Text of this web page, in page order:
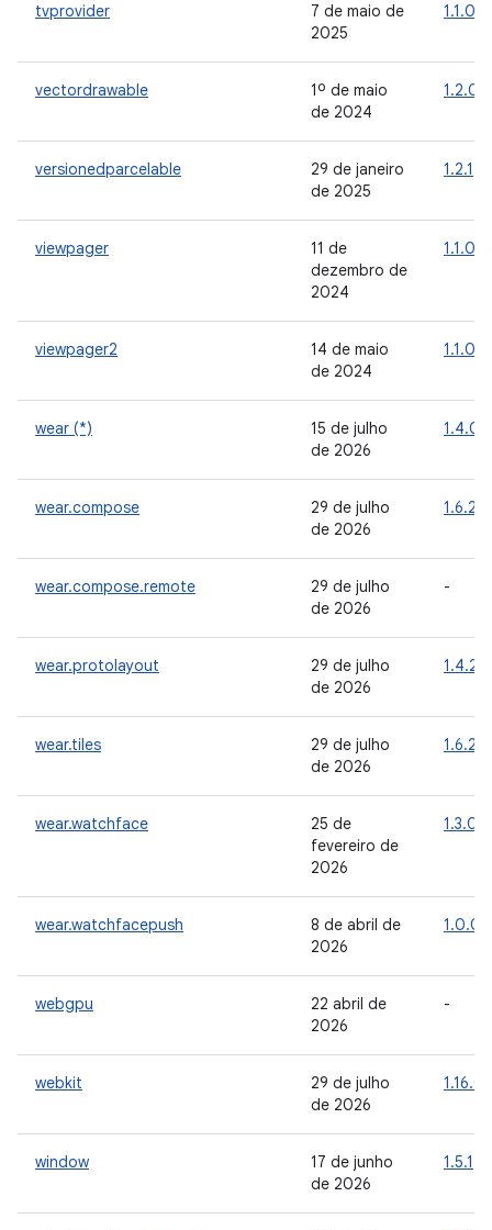
tvprovider
7 de maio de
2025
1.1.0
vectordrawable
1º de maio
de 2024
1.2.0
versionedparcelable
29 de janeiro
de 2025
1.2.1
viewpager
11 de
dezembro de
2024
1.1.0
viewpager2
14 de maio
de 2024
1.1.0
wear (*)
15 de julho
de 2026
1.4.0
wear.compose
29 de julho
de 2026
1.6.2
wear.compose.remote
29 de julho
de 2026
-
wear.protolayout
29 de julho
de 2026
1.4.2
wear.tiles
29 de julho
de 2026
1.6.2
wear.watchface
25 de
fevereiro de
2026
1.3.0
wear.watchfacepush
8 de abril de
2026
1.0.0
webgpu
22 abril de
2026
-
webkit
29 de julho
de 2026
1.16.0
window
17 de junho
de 2026
1.5.1